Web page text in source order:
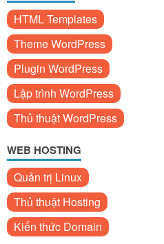
HTML Templates
Theme WordPress
Plugin WordPress
Lập trình WordPress
Thủ thuật WordPress
WEB HOSTING
Quản trị Linux
Thủ thuật Hosting
Kiến thức Domain